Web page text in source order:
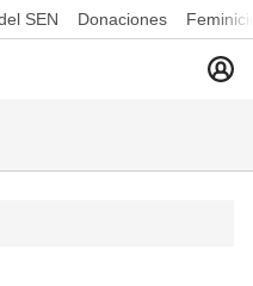
SEN Donaciones